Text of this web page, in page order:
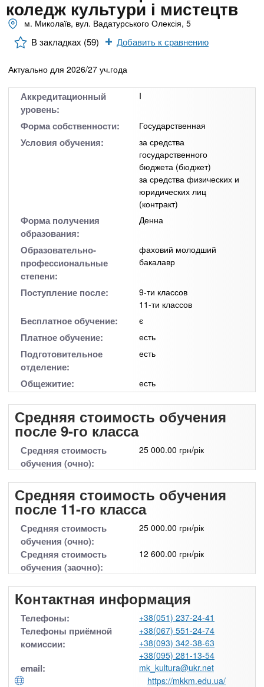
n
t
s
o
х
з
е
д
Онлайн курсы
За рубежом
коледж культури і мистецтв
м. Миколаїв, вул. Вадатурського Олексія, 5
В закладках (59) Добавить к сравнению
Актуально для 2026/27 уч.года
Аккредитационный
уровень:
I
Форма собственности: Государственная
Условия обучения:
за средства
государственного
бюджета (бюджет)
за средства физических и
юридических лиц
(контракт)
Форма получения
образования:
Денна
Образовательно-
профессиональные
степени:
фаховий молодший
бакалавр
Поступление после:
9-ти классов
11-ти классов
Бесплатное обучение: є
Платное обучение: есть
Подготовительное
отделение:
есть
Общежитие: есть
Средняя стоимость обучения
после 9-го класса
Средняя стоимость
обучения (очно):
25 000.00 грн/рік
Средняя стоимость обучения
после 11-го класса
Средняя стоимость
обучения (очно):
25 000.00 грн/рік
Средняя стоимость
обучения (заочно):
12 600.00 грн/рік
Контактная информация
Телефоны: +38(051) 237-24-41
Телефоны приёмной
комиссии:
+38(067) 551-24-74
+38(093) 342-38-63
+38(095) 281-13-54
email:
mk_kultura@ukr.net
https://mkkm.edu.ua/